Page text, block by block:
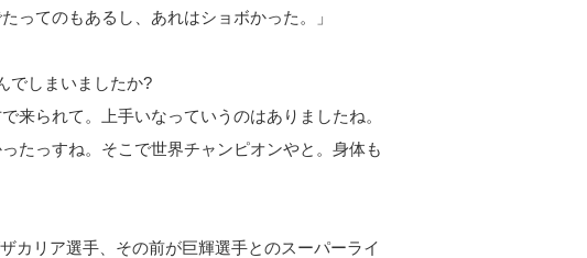
ってのもあるし、あれはショボかった。」
でしまいましたか?
来られて。上手いなっていうのはありましたね。
たっすね。そこで世界チャンピオンやと。身体も
カリア選手、その前が巨輝選手とのスーパーライ